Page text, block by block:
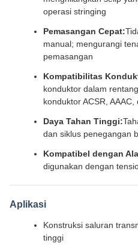
operasi stringing
Pemasangan Cepat:
manual; mengurangi
pemasangan
Kompatibilitas
konduktor dalam
konduktor ACSR,
Daya Tahan Tinggi:
dan siklus penegangan
Kompatibel dengan
digunakan dengan
Aplikasi
Konstruksi saluran
tinggi